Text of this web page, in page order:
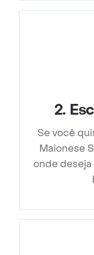
2.
Se você
Maionese
onde